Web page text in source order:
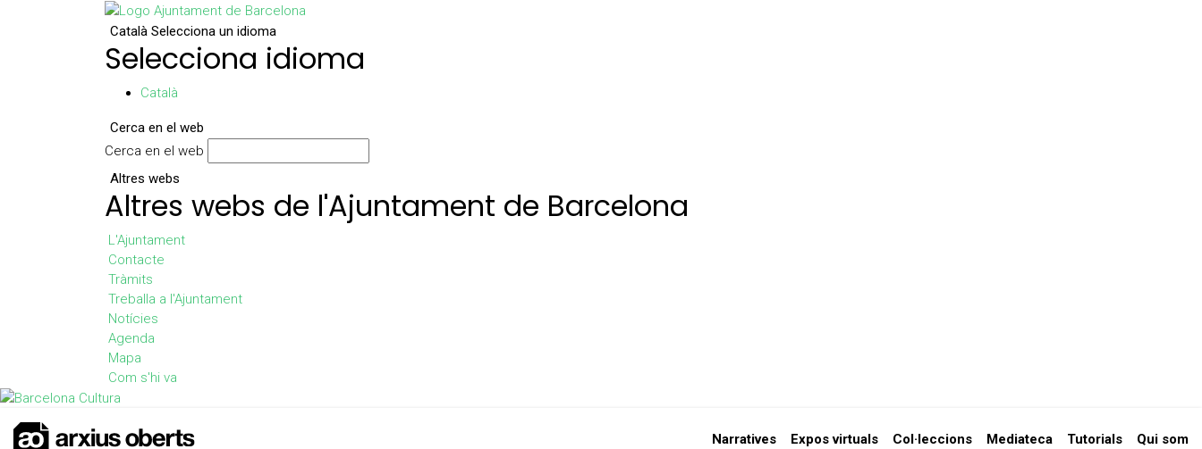
Català Selecciona un idioma
Selecciona idioma
Català
Cerca en el web
Cerca en el web
Altres webs
Altres webs de l'Ajuntament de Barcelona
L'Ajuntament
Contacte
Tràmits
Treballa a l'Ajuntament
Notícies
Agenda
Mapa
Com s'hi va
Narratives Expos virtuals Col·leccions Mediateca Tutorials Qui som